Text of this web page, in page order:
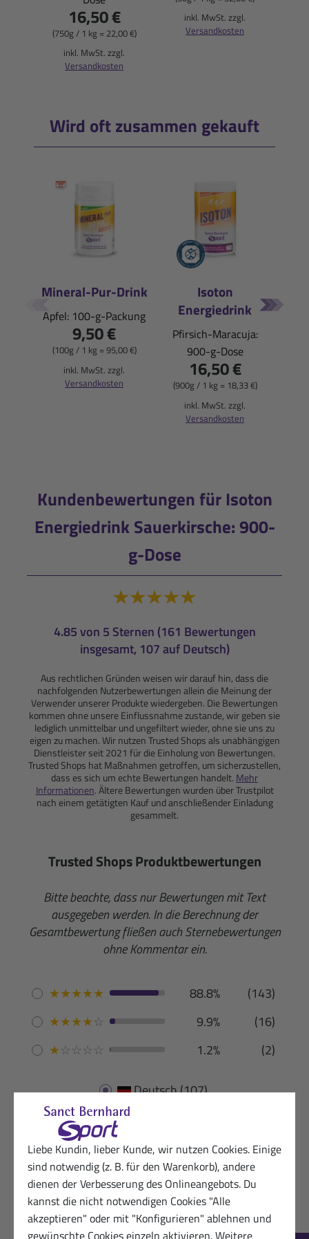
Liebe Kundin, lieber Kunde, wir nutzen Cookies. Einige
sind notwendig (z. B. für den Warenkorb), andere
dienen der Verbesserung des Onlineangebots. Du
kannst die nicht notwendigen Cookies "Alle
akzeptieren" oder mit "Konfigurieren" ablehnen und
gewünschte Cookies einzeln aktivieren. Weitere
16,50 €
(750g / 1 kg = 22,00 €)
inkl. MwSt. zzgl.
Versandkosten
inkl. MwSt. zzgl.
Versandkosten
Wird oft zusammen gekauft
Mineral-Pur-Drink
Apfel: 100-g-Packung
9,50 €
(100g / 1 kg = 95,00 €)
inkl. MwSt. zzgl.
Versandkosten
Isoton
Energiedrink
Pfirsich-Maracuja:
900-g-Dose
16,50 €
(900g / 1 kg = 18,33 €)
inkl. MwSt. zzgl.
Versandkosten
Kundenbewertungen für Isoton
Energiedrink Sauerkirsche: 900-
g-Dose
4.85 von 5 Sternen (161 Bewertungen
insgesamt, 107 auf Deutsch)
Aus rechtlichen Gründen weisen wir darauf hin, dass die
nachfolgenden Nutzerbewertungen allein die Meinung der
Verwender unserer Produkte wiedergeben. Die Bewertungen
kommen ohne unsere Einflussnahme zustande, wir geben sie
lediglich unmittelbar und ungefiltert wieder, ohne sie uns zu
eigen zu machen. Wir nutzen Trusted Shops als unabhängigen
Dienstleister seit 2021 für die Einholung von Bewertungen.
Trusted Shops hat Maßnahmen getroffen, um sicherzustellen,
dass es sich um echte Bewertungen handelt. Mehr
Informationen. Ältere Bewertungen wurden über Trustpilot
nach einem getätigten Kauf und anschließender Einladung
gesammelt.
Trusted Shops Produktbewertungen
Bitte beachte, dass nur Bewertungen mit Text
ausgegeben werden. In die Berechnung der
Gesamtbewertung fließen auch Sternebewertungen
ohne Kommentar ein.
★★★★★ 88.8%
(143)
★★★★☆ 9.9%
(16)
★☆☆☆☆ 1.2% (2)
Deutsch(107)
03.05.2026
Zufriedener Kunde von Sanct Bernhard
Sport
★ ★★★★